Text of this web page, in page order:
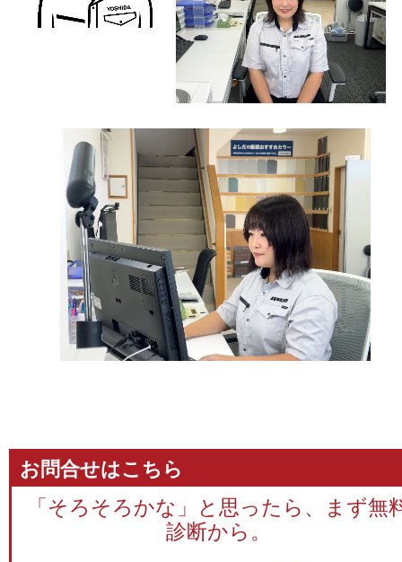
お問合せはこちら
「そろそろかな」と思ったら、まず無
診断から。